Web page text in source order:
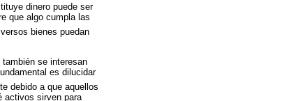
dinero puede ser
que algo cumpla las
bienes puedan
se interesan
es dilucidar
debido a que aquellos
activos sirven para